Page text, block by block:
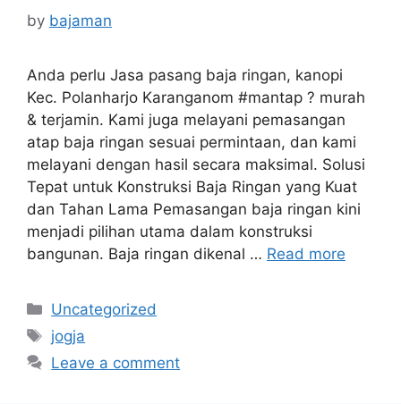
by bajaman
Anda perlu Jasa pasang baja ringan, kanopi
Kec. Polanharjo Karanganom #mantap ? murah
& terjamin. Kami juga melayani pemasangan
atap baja ringan sesuai permintaan, dan kami
melayani dengan hasil secara maksimal. Solusi
Tepat untuk Konstruksi Baja Ringan yang Kuat
dan Tahan Lama Pemasangan baja ringan kini
menjadi pilihan utama dalam konstruksi
bangunan. Baja ringan dikenal … Read more
Categories
Uncategorized
Tags
jogja
Leave a comment